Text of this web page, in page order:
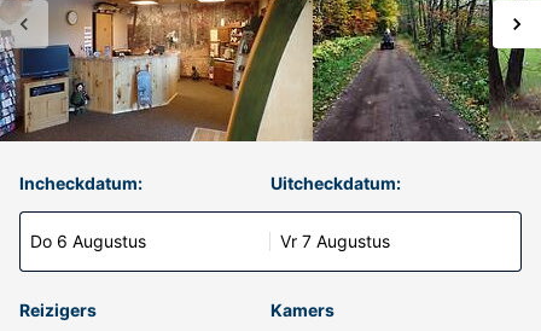
Incheckdatum:
Do 6 Augustus
Uitcheckdatum:
Vr 7 Augustus
Reizigers Kamers